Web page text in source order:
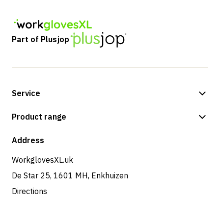
Part of Plusjop
Service
Payment methods
Returns & service
Product range
Shop
Address
WorkglovesXL.uk
De Star 25, 1601 MH, Enkhuizen
Directions